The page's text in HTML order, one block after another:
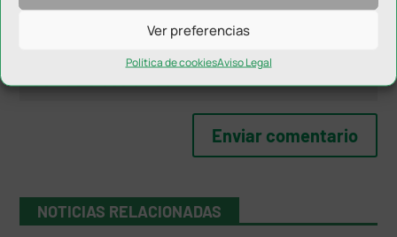
Ver preferencias
Política de cookiesAviso Legal
NOTICIAS RELACIONADAS